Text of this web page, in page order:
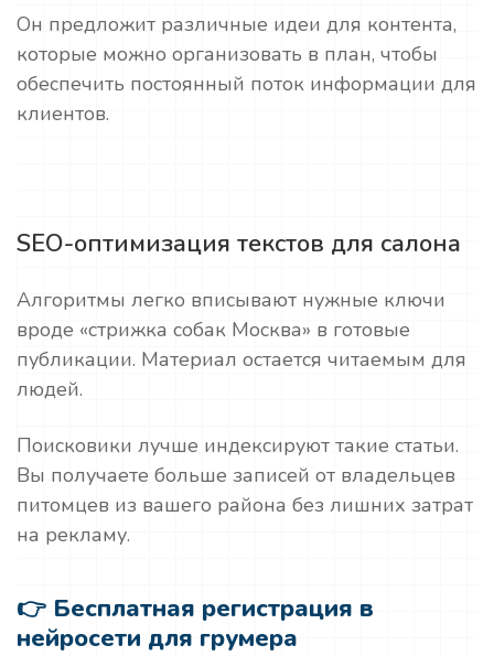
Он предложит различные идеи для контента,
которые можно организовать в план, чтобы
обеспечить постоянный поток информации для
клиентов.
SEO-оптимизация текстов для салона
Алгоритмы легко вписывают нужные ключи
вроде «стрижка собак Москва» в готовые
публикации. Материал остается читаемым для
людей.
Поисковики лучше индексируют такие статьи.
Вы получаете больше записей от владельцев
питомцев из вашего района без лишних затрат
на рекламу.
👉 Бесплатная регистрация в
нейросети для грумера